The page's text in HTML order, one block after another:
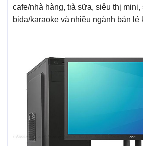
cafe/nhà hàng, trà sữa, siêu thị mini,
bida/karaoke và nhiều ngành bán lẻ